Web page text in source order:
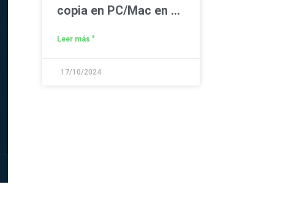
copia en PC/Mac en 6
Leer más "
17/10/2024